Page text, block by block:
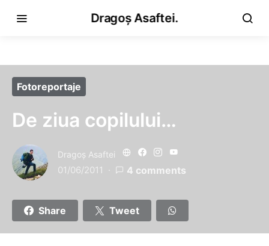
Dragoș Asaftei.
Fotoreportaje
De ziua copilului…
Dragoş Asaftei
01/06/2011 4 comments
Share Tweet